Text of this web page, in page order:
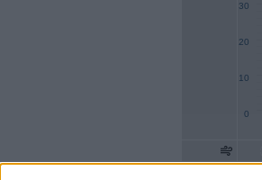
0
10
20
30